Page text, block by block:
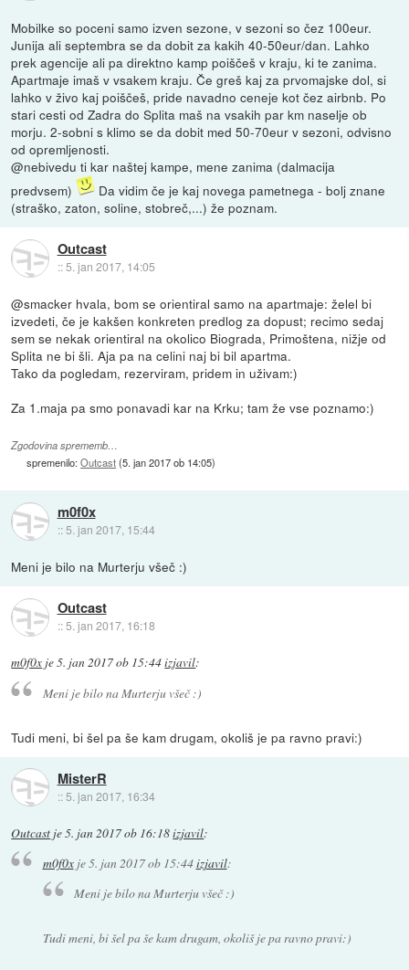
Mobilke so poceni samo izven sezone, v sezoni so čez 100eur.
Junija ali septembra se da dobit za kakih 40-50eur/dan. Lahko
prek agencije ali pa direktno kamp poiščeš v kraju, ki te zanima.
Apartmaje imaš v vsakem kraju. Če greš kaj za prvomajske dol, si
lahko v živo kaj poiščeš, pride navadno ceneje kot čez airbnb. Po
stari cesti od Zadra do Splita maš na vsakih par km naselje ob
morju. 2-sobni s klimo se da dobit med 50-70eur v sezoni, odvisno
od opremljenosti.
@nebivedu ti kar naštej kampe, mene zanima (dalmacija
predvsem)
Da vidim če je kaj novega pametnega - bolj znane
(straško, zaton, soline, stobreč,...) že poznam.
Outcast
::5. jan 2017, 14:05
@smacker hvala, bom se orientiral samo na apartmaje: želel bi
izvedeti, če je kakšen konkreten predlog za dopust; recimo sedaj
sem se nekak orientiral na okolico Biograda, Primoštena, nižje od
Splita ne bi šli. Aja pa na celini naj bi bil apartma.
Tako da pogledam, rezerviram, pridem in uživam:)
Za 1.maja pa smo ponavadi kar na Krku; tam že vse poznamo:)
Zgodovina sprememb…
spremenilo:Outcast(5. jan 2017 ob 14:05)
m0f0x
:: 5. jan 2017, 15:44
Meni je bilo na Murterju všeč :)
Outcast
::5. jan 2017, 16:18
m0f0x je5. jan 2017 ob 15:44izjavil:
Meni je bilo na Murterju všeč :)
Tudi meni, bi šel pa še kam drugam, okoliš je pa ravno pravi:)
MisterR
:: 5. jan 2017, 16:34
Outcast je5. jan 2017 ob 16:18izjavil:
m0f0xje5. jan 2017 ob 15:44izjavil:
Meni je bilo na Murterju všeč :)
Tudi meni, bi šel pa še kam drugam, okoliš je pa ravno pravi:)